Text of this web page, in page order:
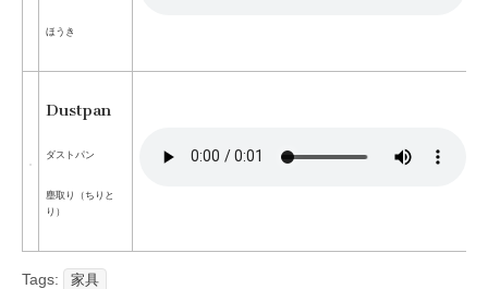
ほうき
Dustpan
ダストパン
塵取り（ちりと
り）
Tags: 家具